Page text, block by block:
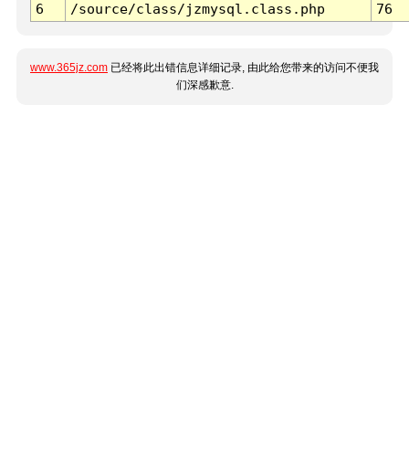
6
/source/class/jzmysql.class.php 76
www.365jz.com 已经将此出错信息详细记录, 由此给您带来的访问不便我
们深感歉意.